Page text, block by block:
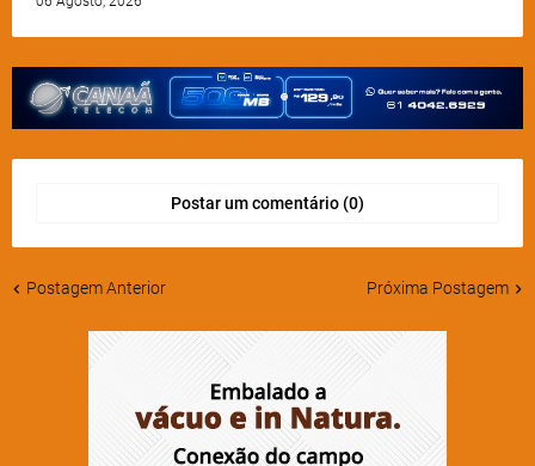
Postar um comentário (0)
Postagem Anterior Próxima Postagem